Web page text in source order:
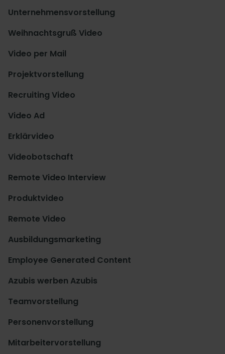
Unternehmensvorstellung
Weihnachtsgruß Video
Video per Mail
Projektvorstellung
Recruiting Video
Video Ad
Erklärvideo
Videobotschaft
Remote Video Interview
Produktvideo
Remote Video
Ausbildungsmarketing
Employee Generated Content
Azubis werben Azubis
Teamvorstellung
Personenvorstellung
Mitarbeitervorstellung